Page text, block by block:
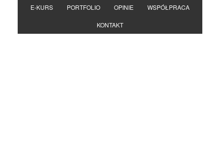
E-KURS PORTFOLIO OPINIE WSPÓŁPRACA
KONTAKT